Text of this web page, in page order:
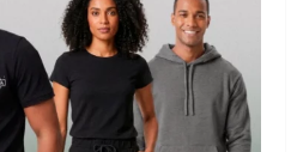
assume Movimento
de 2026